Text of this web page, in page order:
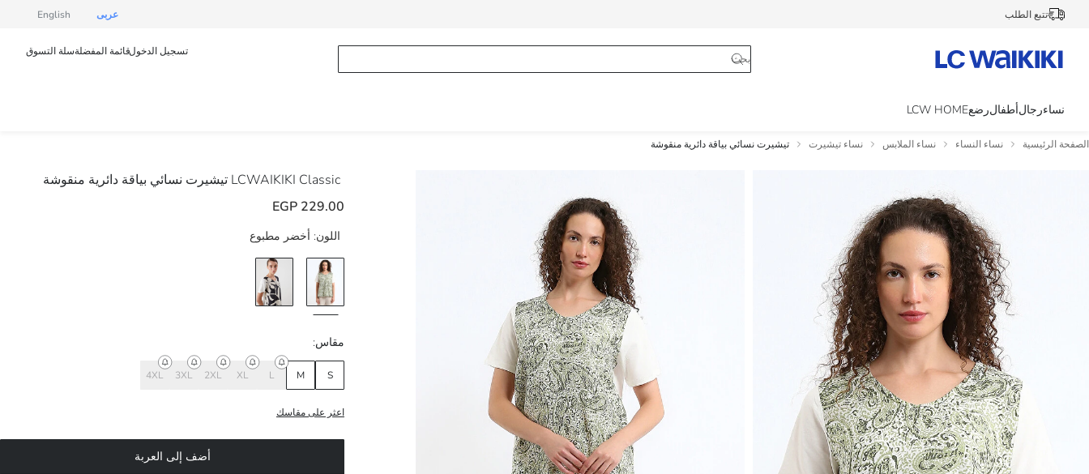
تتبع الطلب عربى English
تسجيل الدخولقائمة المفضلةسلة التسوق
نساءرجالأطفالرضعLCW HOME
الصفحة الرئيسية نساء النساء نساء الملابس نساء تيشيرت تيشيرت نسائي بياقة دائرية منقوشة
LCWAIKIKI Classic تيشيرت نسائي بياقة دائرية منقوشة
229.00 EGP
اللون: أخضر مطبوع
مقاس:
S
M
L
XL
2XL
3XL
4XL
اعثر على مقاسك
أضف إلى العربة